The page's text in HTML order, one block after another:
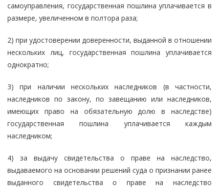
самоуправления, государственная пошлина уплачивается в
размере, увеличенном в полтора раза;
2) при удостоверении доверенности, выданной в отношении
нескольких лиц, государственная пошлина уплачивается
однократно;
3) при наличии нескольких наследников (в частности,
наследников по закону, по завещанию или наследников,
имеющих право на обязательную долю в наследстве)
государственная пошлина уплачивается каждым
наследником;
4) за выдачу свидетельства о праве на наследство,
выдаваемого на основании решений суда о признании ранее
выданного свидетельства о праве на наследство